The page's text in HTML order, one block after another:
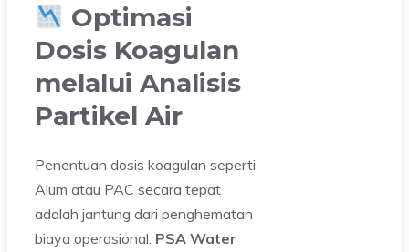
Optimasi
Dosis Koagulan
melalui Analisis
Partikel Air
Penentuan dosis koagulan seperti
Alum atau PAC secara tepat
adalah jantung dari penghematan
biaya operasional. PSA Water